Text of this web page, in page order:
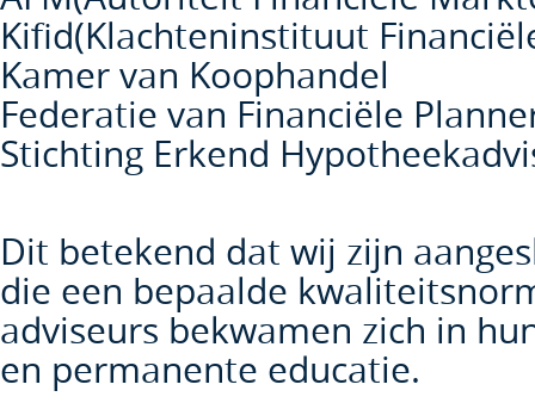
Kifid(Klachteninstituut
Kamer van Koophandel
Federatie van Financiële
Stichting Erkend
Dit betekend dat wij zijn
die een bepaalde
adviseurs bekwamen zich in
en permanente educatie.